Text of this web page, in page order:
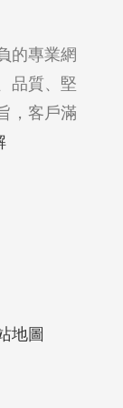
的專業網
品質、堅
，客戶滿
地圖